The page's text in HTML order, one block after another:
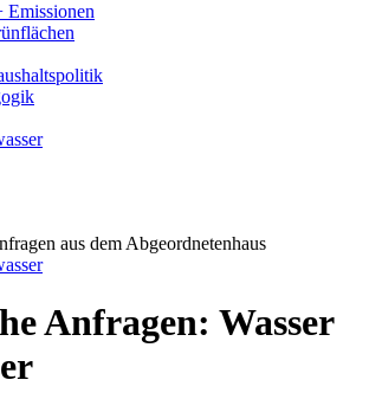
aus dem Abgeordnetenhaus
Anfragen: Wasser